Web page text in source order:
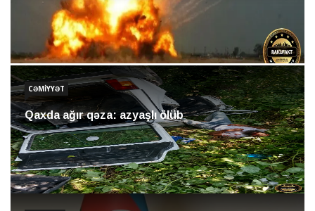
CƏMİYYƏT
Qaxda ağır qəza: azyaşlı ölüb